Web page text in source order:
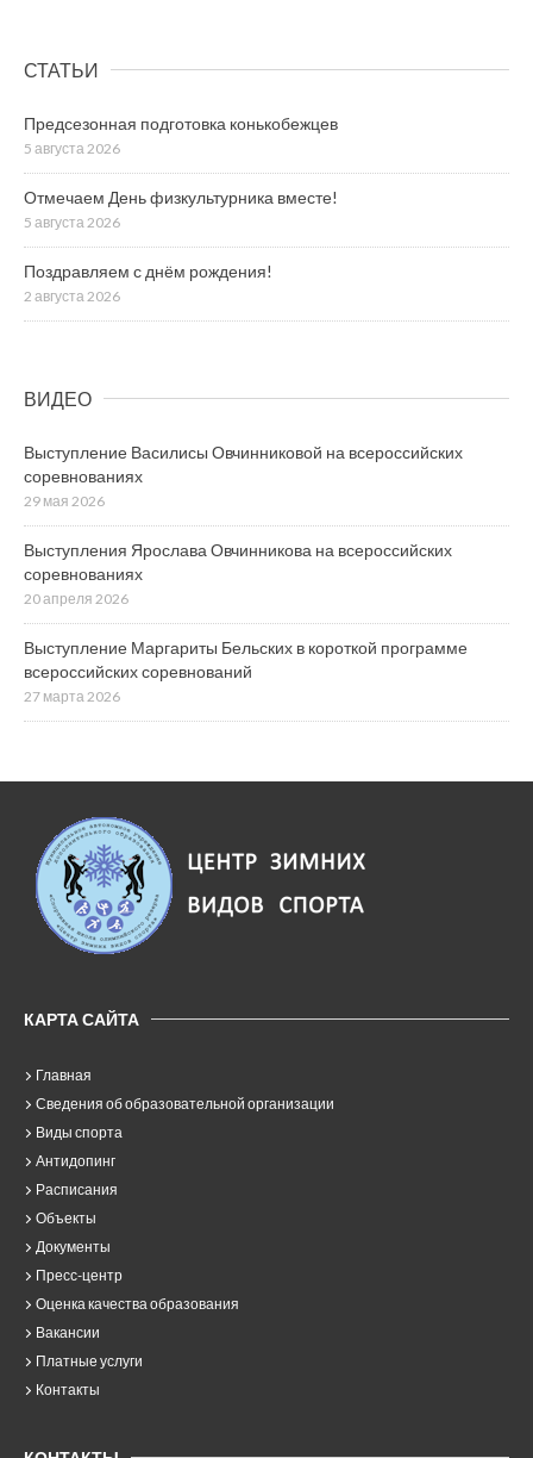
СТАТЬИ
Предсезонная подготовка конькобежцев
5 августа 2026
Отмечаем День физкультурника вместе!
5 августа 2026
Поздравляем с днём рождения!
2 августа 2026
ВИДЕО
Выступление Василисы Овчинниковой на всероссийских
соревнованиях
29 мая 2026
Выступления Ярослава Овчинникова на всероссийских
соревнованиях
20 апреля 2026
Выступление Маргариты Бельских в короткой программе
всероссийских соревнований
27 марта 2026
КАРТА САЙТА
Главная
Сведения об образовательной организации
Виды спорта
Антидопинг
Расписания
Объекты
Документы
Пресс-центр
Оценка качества образования
Вакансии
Платные услуги
Контакты